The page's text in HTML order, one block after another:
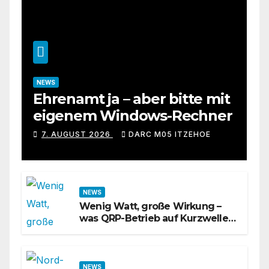
NEWS
Ehrenamt ja – aber bitte mit
eigenem Windows-Rechner
7. AUGUST 2026 DARC M05 ITZEHOE
NEWS
Wenig Watt, große Wirkung –
was QRP-Betrieb auf Kurzwelle
NEWS